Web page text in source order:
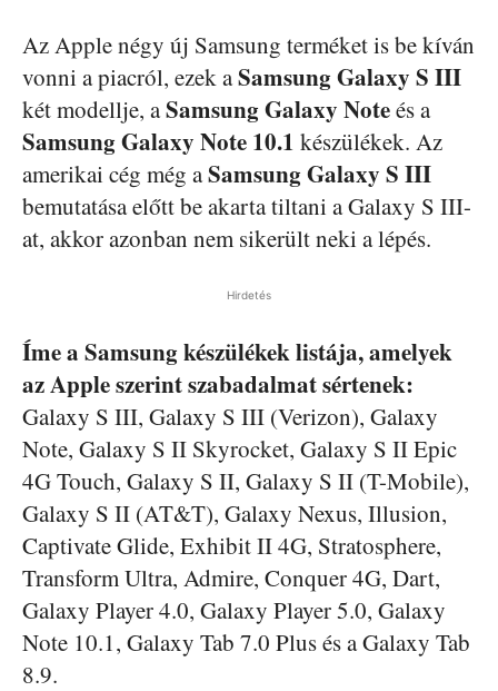
Az Apple négy új Samsung terméket is be kíván
vonni a piacról, ezek aSamsung Galaxy S III
két modellje, aSamsung Galaxy Noteés a
Samsung Galaxy Note 10.1 készülékek. Az
amerikai cég még aSamsung Galaxy S III
bemutatása előtt be akarta tiltani a Galaxy S III-
at, akkor azonban nem sikerült neki a lépés.
Hirdetés
Íme a Samsung készülékek listája, amelyek
az Apple szerint szabadalmat sértenek:
Galaxy S III, Galaxy S III (Verizon), Galaxy
Note, Galaxy S II Skyrocket, Galaxy S II Epic
4G Touch, Galaxy S II, Galaxy S II (T-Mobile),
Galaxy S II (AT&T), Galaxy Nexus, Illusion,
Captivate Glide, Exhibit II 4G, Stratosphere,
Transform Ultra, Admire, Conquer 4G, Dart,
Galaxy Player 4.0, Galaxy Player 5.0, Galaxy
Note 10.1, Galaxy Tab 7.0 Plus és a Galaxy Tab
8.9.